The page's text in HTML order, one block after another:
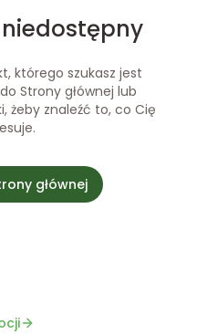
którego szukasz jest
Strony głównej lub
żeby znaleźć to, co Cię
głównej